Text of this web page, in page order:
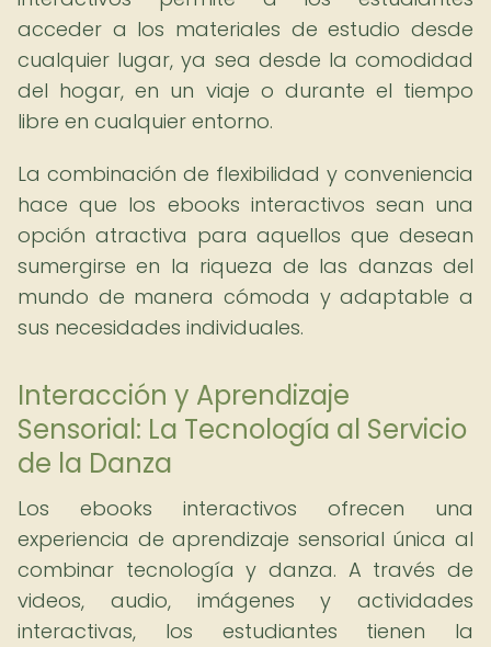
acceder a los materiales de estudio desde
cualquier lugar, ya sea desde la comodidad
del hogar, en un viaje o durante el tiempo
libre en cualquier entorno.
La combinación de flexibilidad y conveniencia
hace que los ebooks interactivos sean una
opción atractiva para aquellos que desean
sumergirse en la riqueza de las danzas del
mundo de manera cómoda y adaptable a
sus necesidades individuales.
Interacción y Aprendizaje
Sensorial: La Tecnología al Servicio
de la Danza
Los ebooks interactivos ofrecen una
experiencia de aprendizaje sensorial única al
combinar tecnología y danza. A través de
videos, audio, imágenes y actividades
interactivas, los estudiantes tienen la